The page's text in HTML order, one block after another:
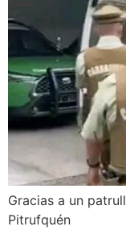
Gracias a un
Pitrufquén